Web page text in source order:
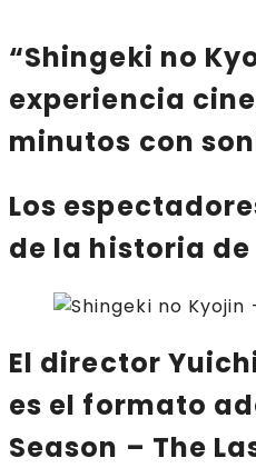
“Shingeki no
experiencia
minutos con
Los
de la historia de
El director
es el formato
Season – The